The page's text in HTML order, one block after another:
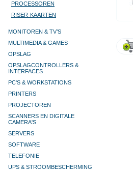
PROCESSOREN
RISER-KAARTEN
MONITOREN & TV’S
MULTIMEDIA & GAMES
OPSLAG
OPSLAGCONTROLLERS &
INTERFACES
PC'S & WORKSTATIONS
PRINTERS
PROJECTOREN
SCANNERS EN DIGITALE
CAMERA'S
SERVERS
SOFTWARE
TELEFONIE
UPS & STROOMBESCHERMING